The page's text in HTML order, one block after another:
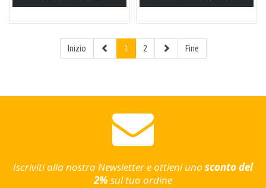
Inizio 1 2 Fine
Iscriviti alla nostra Newsletter e ottieni uno sconto del
2% sul tuo ordine